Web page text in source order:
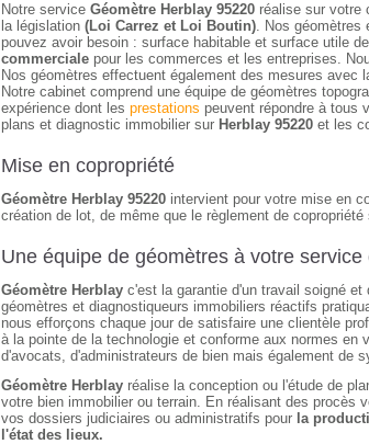
Notre service Géomètre Herblay 95220 réalise sur votre
la législation (Loi Carrez et Loi Boutin). Nos géomètres
pouvez avoir besoin : surface habitable et surface utile
commerciale pour les commerces et les entreprises.
Nos géomètres effectuent également des mesures avec
Notre cabinet comprend une équipe de géomètres
expérience dont les prestations peuvent répondre à tous
plans et diagnostic immobilier sur Herblay 95220 et les
Mise en copropriété
Géomètre Herblay 95220 intervient pour votre mise en
création de lot, de même que le règlement de
Une équipe de géomètres à votre service
Géomètre Herblay c'est la garantie d'un travail soigné
géomètres et diagnostiqueurs immobiliers réactifs
nous efforçons chaque jour de satisfaire une clientèle
à la pointe de la technologie et conforme aux normes en
d'avocats, d'administrateurs de bien mais également de
Géomètre Herblay réalise la conception ou l'étude de
votre bien immobilier ou terrain. En réalisant des procès
vos dossiers judiciaires ou administratifs pour la
l'état des lieux.